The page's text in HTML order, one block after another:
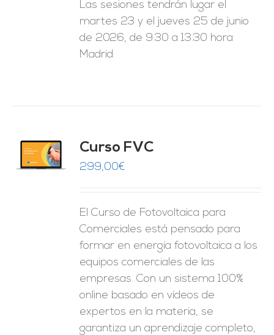
Las sesiones tendrán lugar el
martes 23 y el jueves 25 de junio
de 2026, de 9:30 a 13:30 hora
Madrid.
Curso FVC
299,00€
El Curso de Fotovoltaica para
Comerciales está pensado para
formar en energía fotovoltaica a los
equipos comerciales de las
empresas. Con un sistema 100%
online basado en vídeos de
expertos en la materia, se
garantiza un aprendizaje completo,